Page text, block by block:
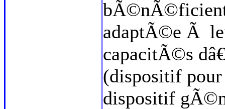
bÃ©nÃ©ficient
adaptÃ©e Ã
capacitÃ©s
(dispositif
dispositif